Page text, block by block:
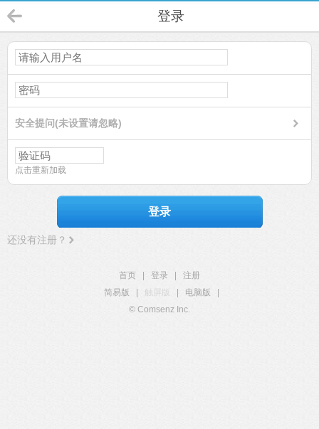
登录
安全提问(未设置请忽略)
点击重新加载
登录
还没有注册？
首页 登录
注册
简易版
触屏版 电脑版
© Comsenz Inc.